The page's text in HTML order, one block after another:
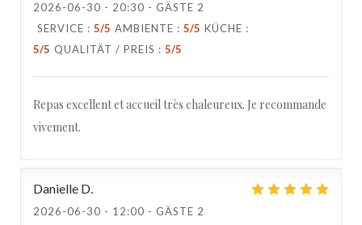
2026-06-30 - 20:30 - GÄSTE 2
SERVICE : 5/5 AMBIENTE : 5/5 KÜCHE :
5/5 QUALITÄT / PREIS : 5/5
Repas excellent et accueil très chaleureux. Je recommande
vivement.
Danielle D
2026-06-30 - 12:00 - GÄSTE 2